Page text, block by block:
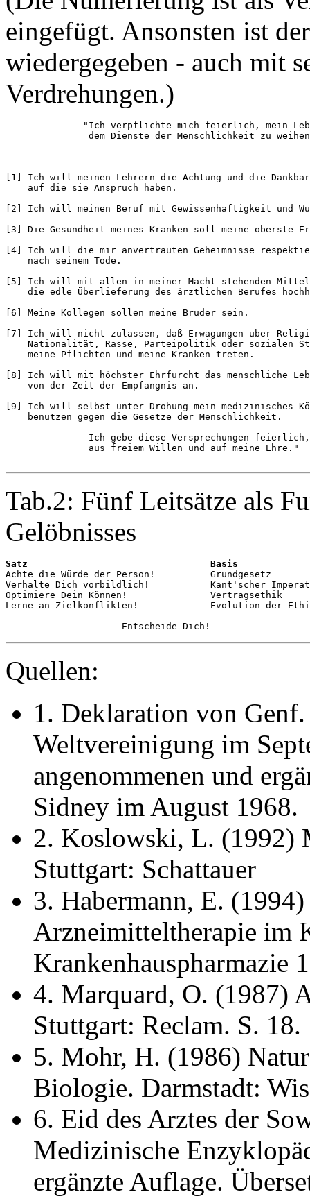
eingefügt. Ansonsten ist
wiedergegeben - auch mit
Verdrehungen.)
"Ich verpflichte mich feierlich, mein
[1] Ich will meinen Lehrern die Achtung und die
    auf die sie Anspruch haben.
[2] Ich will meinen Beruf mit Gewissenhaftigkeit und
[3] Die Gesundheit meines Kranken soll meine oberste
[4] Ich will die mir anvertrauten Geheimnisse
    nach seinem Tode.
[5] Ich will mit allen in meiner Macht stehenden
die edle Überlieferung des ärztlichen Berufes
[6] Meine Kollegen sollen meine Brüder sein.
[7] Ich will nicht zulassen, daß Erwägungen über
Nationalität, Rasse, Parteipolitik oder sozialen
    meine Pflichten und meine Kranken treten.
[8] Ich will mit höchster Ehrfurcht das menschliche
    von der Zeit der Empfängnis an.
[9] Ich will selbst unter Drohung mein medizinisches
    benutzen gegen die Gesetze der Menschlichkeit.
Ich gebe diese Versprechungen
               aus freiem Willen und auf meine Ehre."
Tab.2: Fünf Leitsätze als
Gelöbnisses
Satz                                 Basis
Achte die Würde der Person!          Grundgesetz
Verhalte Dich vorbildlich!           Kant'scher
Optimiere Dein Können!               Vertragsethik
Lerne an Zielkonflikten!             Evolution der
Quellen:
1. Deklaration von
Weltvereinigung im
angenommenen und
Sidney im August 1968.
2. Koslowski, L. (1992)
Stuttgart: Schattauer
3. Habermann, E.
Arzneimitteltherapie im
Krankenhauspharmazie
4. Marquard, O. (1987)
Stuttgart: Reclam. S. 18.
5. Mohr, H. (1986)
Biologie. Darmstadt:
6. Eid des Arztes der
Medizinische
ergänzte Auflage.